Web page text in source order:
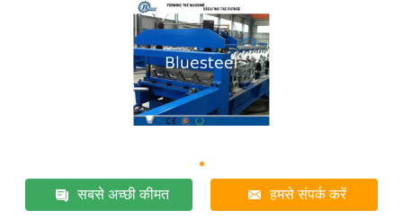
सबसे अच्छी कीमत हमसे संपर्क करें